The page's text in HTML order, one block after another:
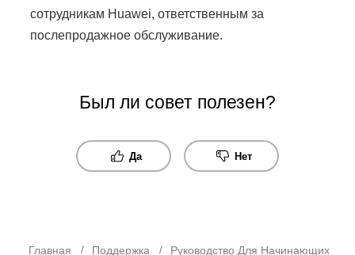
сотрудникам Huawei, ответственным за
послепродажное обслуживание.
Был ли совет полезен?
Да Нет
Главная Поддержка Руководство Для Начинающих